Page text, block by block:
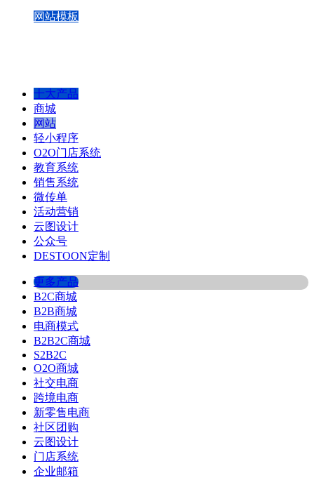
网站模板
十大产品
商城
网站
轻小程序
O2O门店系统
教育系统
销售系统
微传单
活动营销
云图设计
公众号
DESTOON定制
更多产品
B2C商城
B2B商城
电商模式
B2B2C商城
S2B2C
O2O商城
社交电商
跨境电商
新零售电商
社区团购
云图设计
门店系统
企业邮箱